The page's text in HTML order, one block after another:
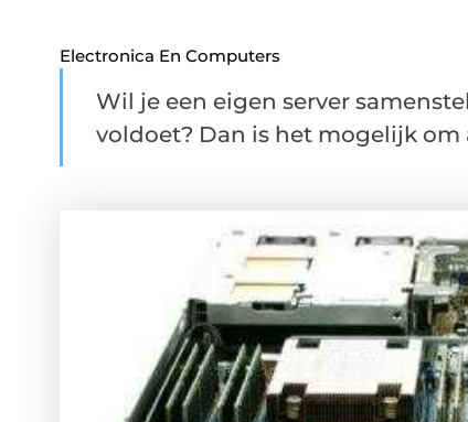
Electronica En Computers
Wil je een eigen server
voldoet? Dan is het mogelijk